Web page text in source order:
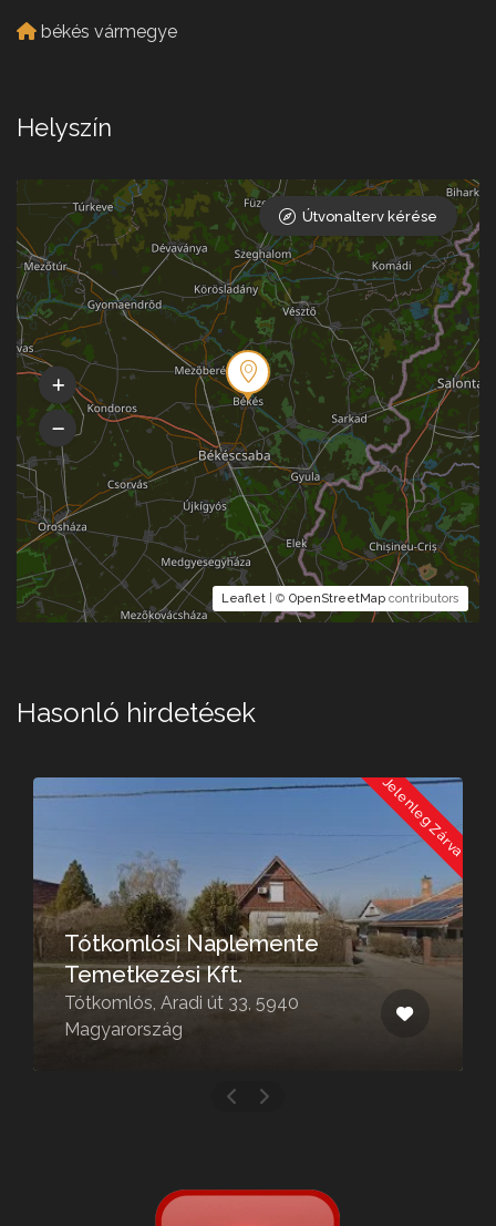
békés vármegye
Helyszín
Leaflet | © OpenStreetMap contributors
Útvonalterv kérése
Hasonló hirdetések
Jelenleg Zárva
Tótkomlósi Naplemente
Temetkezési Kft.
Tótkomlós, Aradi út 33, 5940
Magyarország